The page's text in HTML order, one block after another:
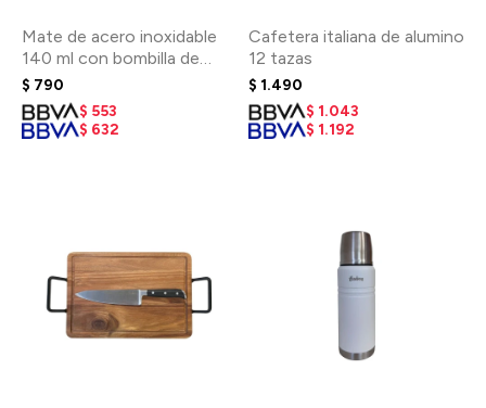
Mate de acero inoxidable
140 ml con bombilla de
regalo - Verde
$ 790
$ 553
$ 632
Cafetera italiana de alumino
12 tazas
$ 1.490
$ 1.043
$ 1.192